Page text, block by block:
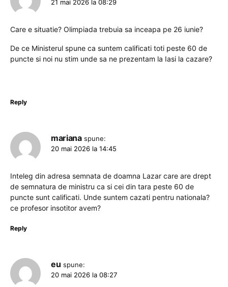
21 mai 2026 la 08:29
Care e situatie? Olimpiada trebuia sa inceapa pe 26 iunie?
De ce Ministerul spune ca suntem calificati toti peste 60 de
puncte si noi nu stim unde sa ne prezentam la Iasi la cazare?
Reply
mariana spune:
20 mai 2026 la 14:45
Inteleg din adresa semnata de doamna Lazar care are drept
de semnatura de ministru ca si cei din tara peste 60 de
puncte sunt calificati. Unde suntem cazati pentru nationala?
ce profesor insotitor avem?
Reply
eu spune:
20 mai 2026 la 08:27